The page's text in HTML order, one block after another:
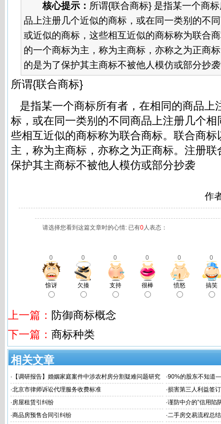
核心提示： 所谓{联合商标} 是指某一个商
品上注册几个近似的商标，或在同一类别的不
或近似的商标，这些相互近似的商标称为联合
的一个商标为主，称为主商标，亦称之为正商
的是为了保护其主商标不被他人模仿或部分抄
所谓{联合商标}
是指某一个商标所有者，在相同的商品上
标，或在同一类别的不同商品上注册几个
些相互近似的商标称为联合商标。联合商
主，称为主商标，亦称之为正商标。注册
保护其主商标不被他人模仿或部分抄袭
作
请选择您看到这篇文章时的心情: 已有0人表态：
0 0 0 0 0 0
惊讶 欠揍 支持 很棒 愤怒 搞笑
上一篇： 防御商标概念
下一篇： 商标种类
相关文章
· 【调研报告】婚姻家庭案件中涉农村房分割疑难问题研究 ·90%的股东不知道
律风险！
·北京市律师诉讼代理服务收费标准 ·损害第三人利益签
·房屋租赁引纠纷 ·谨防中介的”信用陷
·商品房预售合同引纠纷 ·二手房交易流程总结